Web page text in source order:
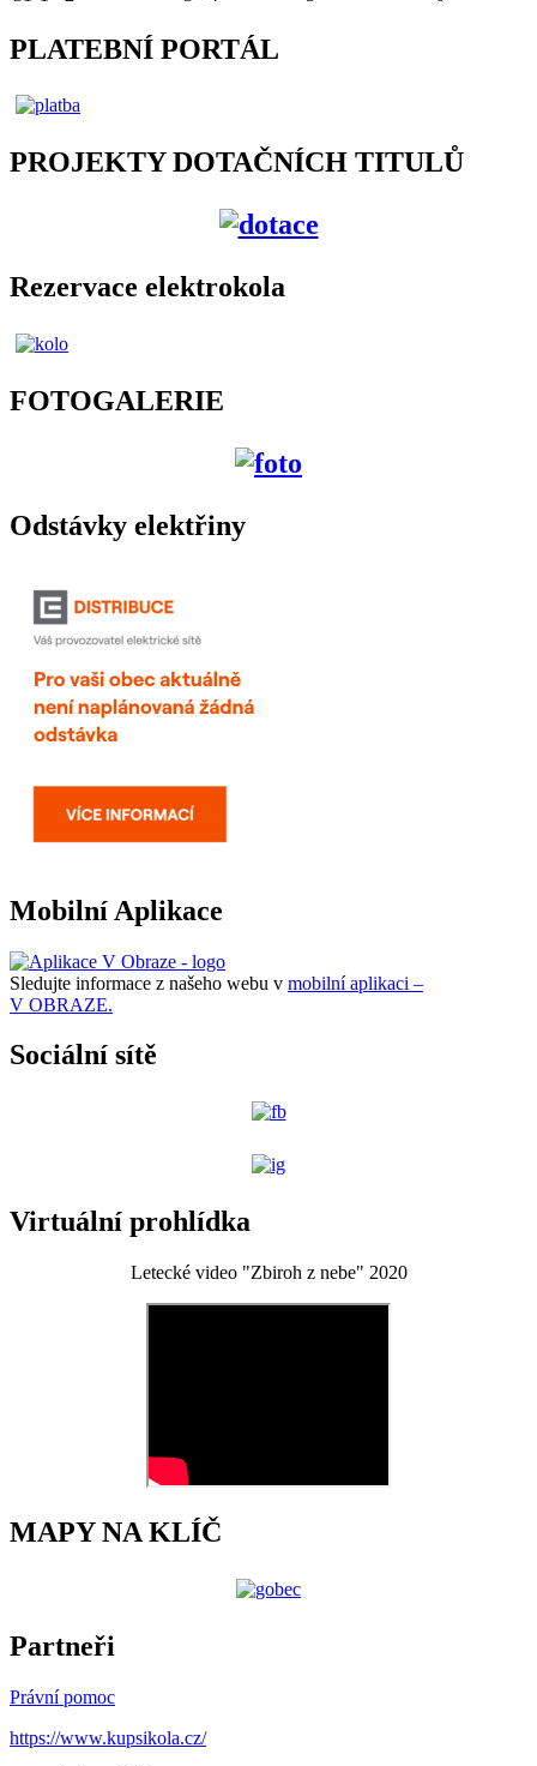
PLATEBNÍ PORTÁL
PROJEKTY DOTAČNÍCH TITULŮ
Rezervace elektrokola
FOTOGALERIE
Odstávky elektřiny
Mobilní Aplikace
Sledujte informace z našeho webu v mobilní aplikaci –
V OBRAZE.
Sociální sítě
Virtuální prohlídka
Letecké video "Zbiroh z nebe" 2020
MAPY NA KLÍČ
Partneři
Právní pomoc
https://www.kupsikola.cz/